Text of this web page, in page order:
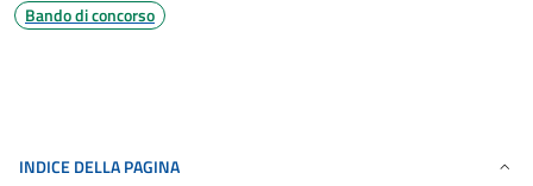
Bando di concorso
INDICE DELLA PAGINA